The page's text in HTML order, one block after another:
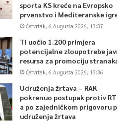
sporta KS kreće na Evropsko
prvenstvo i Mediteranske
Četvrtak, 6 Augusta 2026, 13:37
TI uočio 1.200 primjera
potencijalne zloupotrebe
resursa za promociju
Četvrtak, 6 Augusta 2026, 13:36
Udruženja žrtava – RAK
pokrenuo postupak protiv
a po zajedničkom prigovoru
udruženja žrtava